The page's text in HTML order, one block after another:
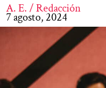
A. E. / Redacción
7 agosto, 2024